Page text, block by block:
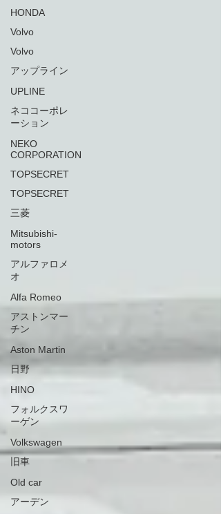
HONDA
Volvo
Volvo
アップライン
UPLINE
ネココーポレ
ーション
NEKO
CORPORATION
TOPSECRET
TOPSECRET
三菱
Mitsubishi-
motors
アルファロメ
オ
Alfa Romeo
アストンマー
チン
Aston Martin
日野
HINO
フォルクスワ
ーゲン
Volkswagen
旧車
Old car
アーデン